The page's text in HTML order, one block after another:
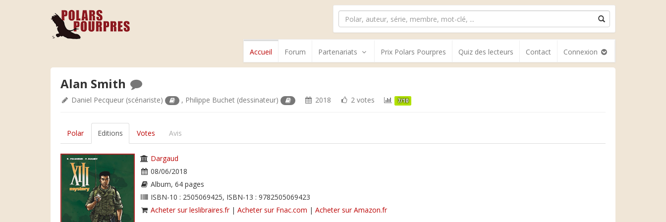
Accueil Forum Partenariats Prix Polars Pourpres Quiz des lecteurs Contact Connexion
Alan Smith
Daniel Pecqueur (scénariste) , Philippe Buchet (dessinateur) 2018 2 votes 7/10
Polar Editions Votes Avis
Dargaud
08/06/2018
Album, 64 pages
ISBN-10 : 2505069425, ISBN-13 : 9782505069423
Acheter sur leslibraires.fr| Acheter sur Fnac.com | Acheter sur Amazon.fr